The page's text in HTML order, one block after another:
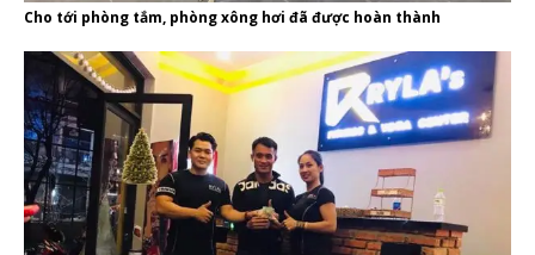
Cho tới phòng tắm, phòng xông hơi đã được hoàn thành